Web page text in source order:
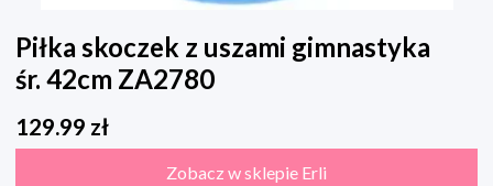
Piłka skoczek z uszami gimnastyka
śr. 42cm ZA2780
129.99 zł
Zobacz w sklepie Erli